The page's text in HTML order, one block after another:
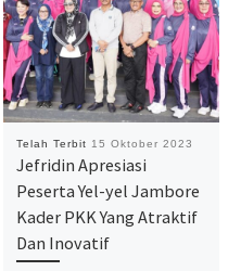
Telah Terbit 15 Oktober 2023
Jefridin Apresiasi
Peserta Yel-yel Jambore
Kader PKK Yang Atraktif
Dan Inovatif